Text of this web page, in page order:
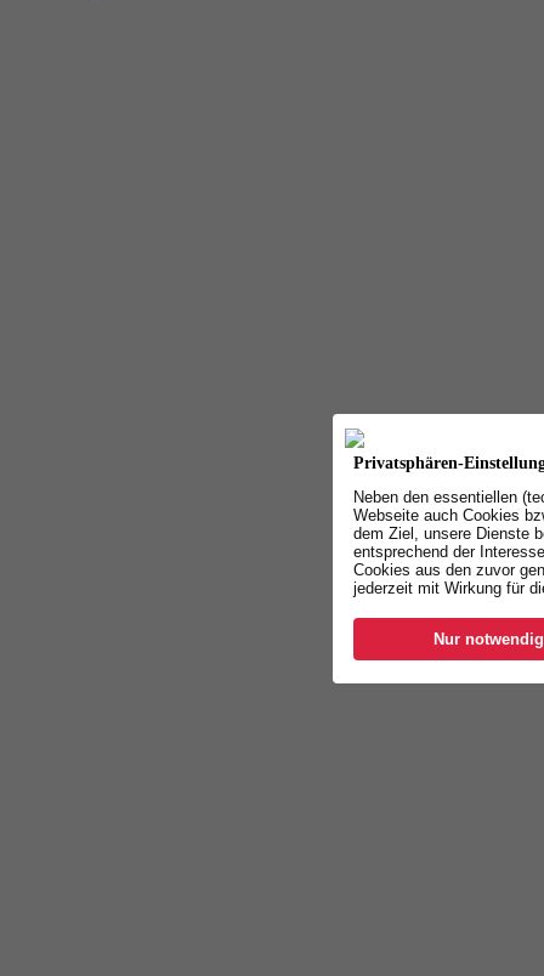
Privatsphären-
Neben den essentiellen
Webseite auch Cookies
dem Ziel, unsere Dienste
entsprechend der
Cookies aus den zuvor
jederzeit mit Wirkung für
Nur